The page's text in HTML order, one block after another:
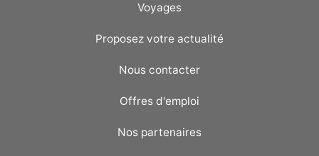
Voyages
Proposez votre actualité
Nous contacter
Offres d'emploi
Nos partenaires